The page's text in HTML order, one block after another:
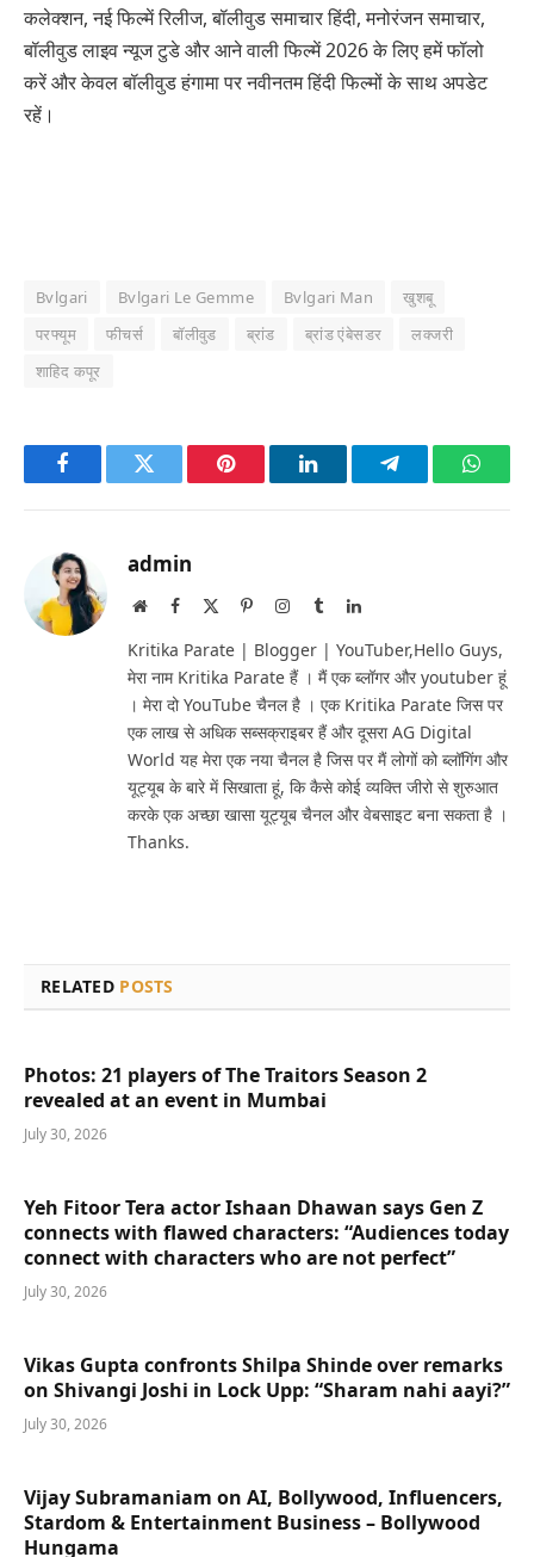
कलेक्शन, नई फिल्में रिलीज, बॉलीवुड समाचार हिंदी, मनोरंजन समाचार,
बॉलीवुड लाइव न्यूज टुडे और आने वाली फिल्में 2026 के लिए हमें फॉलो
करें और केवल बॉलीवुड हंगामा पर नवीनतम हिंदी फिल्मों के साथ अपडेट
रहें।
Bvlgari Bvlgari Le Gemme Bvlgari Man
खुशबू
परफ्यूम
फीचर्स बॉलीवुड ब्रांड ब्रांड एंबेसडर
लक्जरी
शाहिद कपूर
FacebookTwitter Pinterest LinkedInTelegram
admin
WebsiteFacebook PinterestInstagram
TumblrLinkedIn
Kritika Parate | Blogger | YouTuber,Hello Guys,
मेरा नाम Kritika Parate हैं । मैं एक ब्लॉगर और youtuber हूं
। मेरा दो YouTube चैनल है । एक Kritika Parate जिस पर
एक लाख से अधिक सब्सक्राइबर हैं और दूसरा AG Digital
World यह मेरा एक नया चैनल है जिस पर मैं लोगों को ब्लॉगिंग और
यूट्यूब के बारे में सिखाता हूं, कि कैसे कोई व्यक्ति जीरो से शुरुआत
करके एक अच्छा खासा यूट्यूब चैनल और वेबसाइट बना सकता है ।
Thanks.
RELATED POSTS
Photos: 21 players of The Traitors Season 2
revealed at an event in Mumbai
July 30, 2026
Yeh Fitoor Tera actor Ishaan Dhawan says Gen Z
connects with flawed characters: “Audiences today
connect with characters who are not perfect”
July 30, 2026
Vikas Gupta confronts Shilpa Shinde over remarks
on Shivangi Joshi in Lock Upp: “Sharam nahi aayi?”
July 30, 2026
Vijay Subramaniam on AI, Bollywood, Influencers,
Stardom & Entertainment Business – Bollywood
Hungama